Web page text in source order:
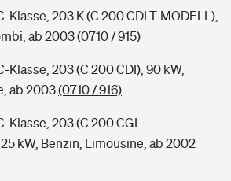
Klasse, 203 K (C 200 CDI T-MODELL),
ab 2003(0710 / 915)
Klasse, 203 (C 200 CDI), 90 kW,
ab 2003(0710 / 916)
Klasse, 203 (C 200 CGI
kW, Benzin, Limousine, ab 2002